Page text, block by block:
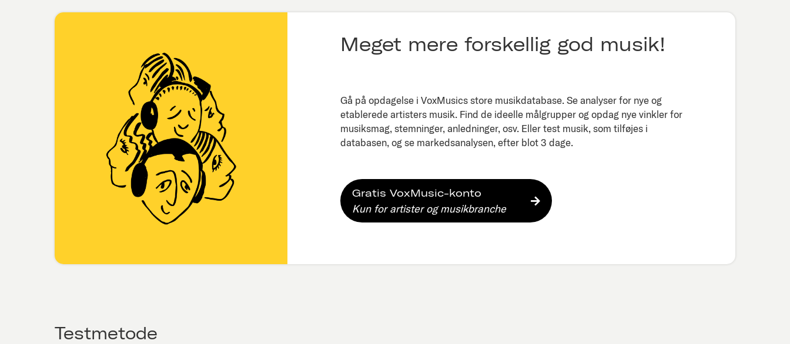
Meget mere forskellig god musik!
Gå på opdagelse i VoxMusics store musikdatabase. Se analyser for nye og
etablerede artisters musik. Find de ideelle målgrupper og opdag nye vinkler for
musiksmag, stemninger, anledninger, osv. Eller test musik, som tilføjes i
databasen, og se markedsanalysen, efter blot 3 dage.​
Gratis VoxMusic-konto
Kun for artister og musikbranche
Testmetode